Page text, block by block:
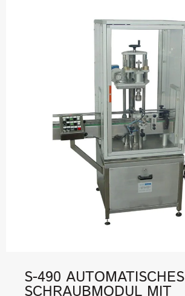
S-490 AUTOMATISCHES